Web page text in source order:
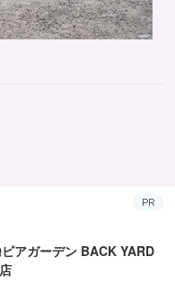
PR
アガーデン BACK YARD